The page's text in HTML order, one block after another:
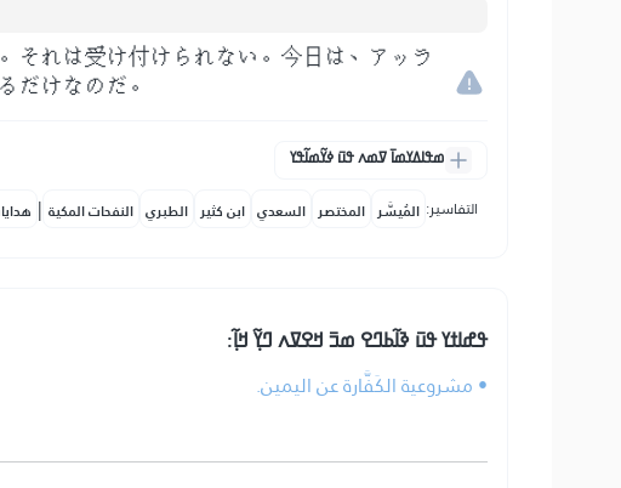
それは受け付けられない。今日は、アッラ
だけなのだ。
ߘߟߊߡߌߘߊ߫ ߜߘߍ ߟߎ߫ ߦߌ߬ߘߊ߬ߟߌ
التفاسير: المُيسَّر المختصر السعدي ابن كثير الطبري النفحات المكية |
ߟߝߊߙߌ ߟߎ߫ ߢߊ߬ߕߣߐ ߘߏ߫ ߞߐߜߍ ߣߌ߲߬ ߞߊ߲߬:
• مشروعية الكَفَّارة عن اليمين.